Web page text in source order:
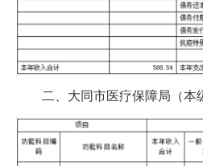
二、大同市医疗保障局（本